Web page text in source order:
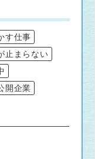
す仕事
止まらない
開企業